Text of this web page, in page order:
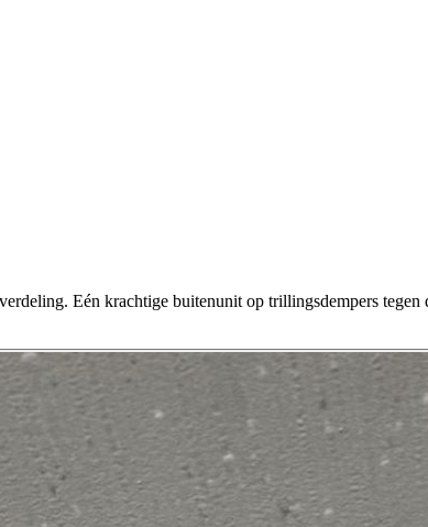
Eén krachtige buitenunit op trillingsdempers